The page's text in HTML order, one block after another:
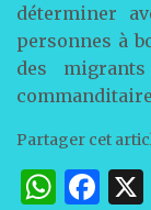
déterminer
personnes à
des
Partager cet
W F